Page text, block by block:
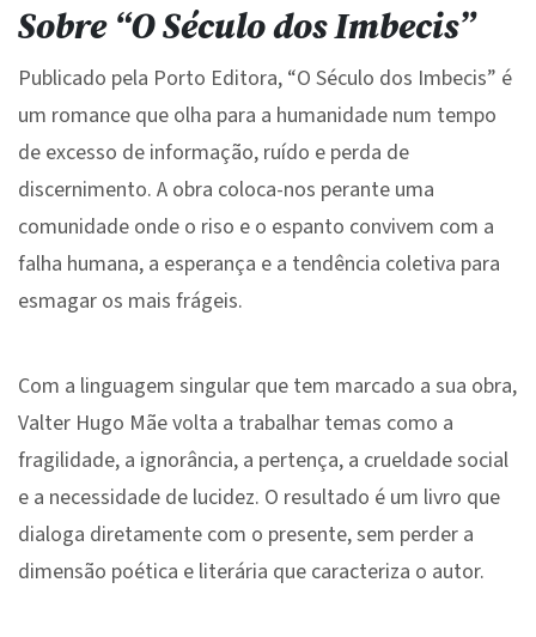
Sobre “O Século dos Imbecis”
Publicado pela Porto Editora, “O Século dos Imbecis” é
um romance que olha para a humanidade num tempo
de excesso de informação, ruído e perda de
discernimento. A obra coloca-nos perante uma
comunidade onde o riso e o espanto convivem com a
falha humana, a esperança e a tendência coletiva para
esmagar os mais frágeis.
Com a linguagem singular que tem marcado a sua obra,
Valter Hugo Mãe volta a trabalhar temas como a
fragilidade, a ignorância, a pertença, a crueldade social
e a necessidade de lucidez. O resultado é um livro que
dialoga diretamente com o presente, sem perder a
dimensão poética e literária que caracteriza o autor.